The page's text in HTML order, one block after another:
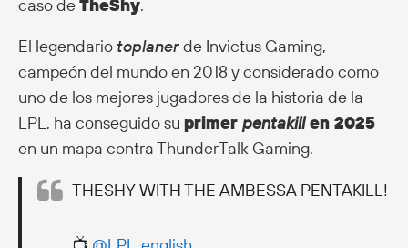
caso deTheShy.
El legendario toplanerde Invictus Gaming,
campeón del mundo en 2018 y considerado como
uno de los mejores jugadores de la historia de la
LPL, ha conseguido su primer pentakillen 2025
en un mapa contra ThunderTalk Gaming.
THESHY WITH THE AMBESSA PENTAKILL!